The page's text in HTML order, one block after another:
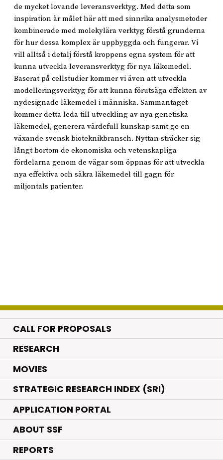
de mycket lovande leveransverktyg. Med detta som
inspiration är målet här att med sinnrika analysmetoder
kombinerade med molekylära verktyg förstå grunderna
för hur dessa komplex är uppbyggda och fungerar. Vi
vill alltså i detalj förstå kroppens egna system för att
kunna utveckla leveransverktyg för nya läkemedel.
Baserat på cellstudier kommer vi även att utveckla
modelleringsverktyg för att kunna förutsäga effekten av
nydesignade läkemedel i människa. Sammantaget
kommer detta leda till utveckling av nya genetiska
läkemedel, generera värdefull kunskap samt ge en
växande svensk bioteknikbransch. Nyttan sträcker sig
långt bortom de ekonomiska och vetenskapliga
fördelarna genom de vägar som öppnas för att utveckla
nya effektiva och säkra läkemedel till gagn för
miljontals patienter.
CALL FOR PROPOSALS
RESEARCH.
MOVIES.
STRATEGIC RESEARCH INDEX (SRI)
APPLICATION PORTAL
ABOUT SSF
REPORTS